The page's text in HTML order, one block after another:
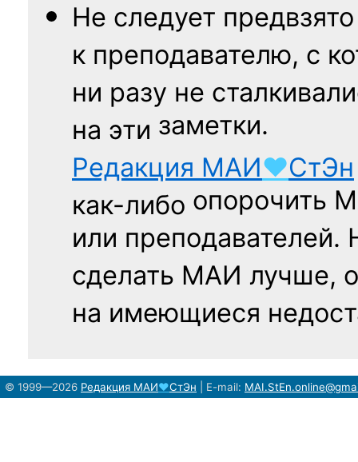
Не следует
к преподавателю, с
ни разу не
на эти заметки.
Редакция МАИ♥СтЭн
как-либо опорочить
или
сделать МАИ лучше,
на имеющиеся
© 1999—2026 Редакция МАИ♥СтЭн E-mail: